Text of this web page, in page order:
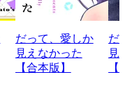
だって、愛しか
見えなかった
【合本版】
だ
見